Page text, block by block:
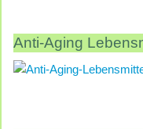
Anti-Aging